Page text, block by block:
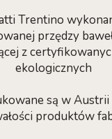
Trentino
przędzy
z
ekologicznych
są w Austrii
produktów